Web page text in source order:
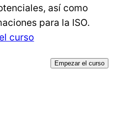
así como
para la ISO.
curso
Empezar el curso